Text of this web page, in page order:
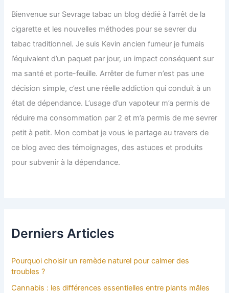
Bienvenue sur Sevrage tabac un blog dédié à l’arrêt de la
cigarette et les nouvelles méthodes pour se sevrer du
tabac traditionnel. Je suis Kevin ancien fumeur je fumais
l’équivalent d’un paquet par jour, un impact conséquent sur
ma santé et porte-feuille. Arrêter de fumer n’est pas une
décision simple, c’est une réelle addiction qui conduit à un
état de dépendance. L’usage d’un vapoteur m’a permis de
réduire ma consommation par 2 et m’a permis de me sevrer
petit à petit. Mon combat je vous le partage au travers de
ce blog avec des témoignages, des astuces et produits
pour subvenir à la dépendance.
Derniers Articles
Pourquoi choisir un remède naturel pour calmer des
troubles ?
Cannabis : les différences essentielles entre plants mâles